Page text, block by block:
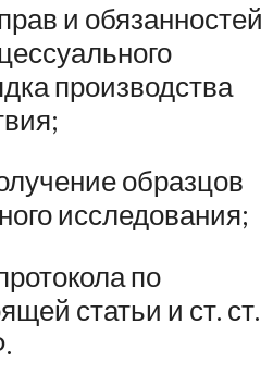
и обязанностей
производства
образцов
исследования;
по
статьи и ст. ст.